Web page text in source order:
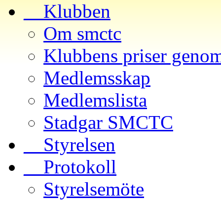
__Klubben
Om smctc
Klubbens priser
Medlemsskap
Medlemslista
Stadgar SMCTC
__Styrelsen
__Protokoll
Styrelsemöte